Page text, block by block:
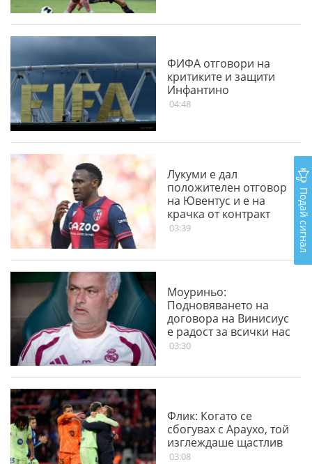
ФИФА отговори на
критиките и защити
Инфантино
04:48
Лукуми е дал
положителен отговор
на Ювентус и е на
крачка от контракт
03:39
Моуриньо:
Подновяването на
договора на Винисиус
е радост за всички нас
03:30
Флик: Когато се
сбогувах с Араухо, той
изглеждаше щастлив
03:08
Подай сигнал